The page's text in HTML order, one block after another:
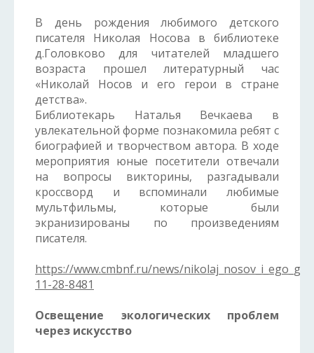
В день рождения любимого детского
писателя Николая Носова в библиотеке
д.Головково для читателей младшего
возраста прошел литературный час
«Николай Носов и его герои в стране
детства».
Библиотекарь Наталья Вечкаева в
увлекательной форме познакомила ребят с
биографией и творчеством автора. В ходе
мероприятия юные посетители отвечали
на вопросы викторины, разгадывали
кроссворд и вспоминали любимые
мультфильмы, которые были
экранизированы по произведениям
писателя.
https://www.cmbnf.ru/news/
11-28-8481
Освещение экологических проблем
через искусство